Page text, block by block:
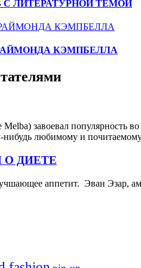
ЛИТЕРАТУРНОЙ ТЕМОЙ
КЭМПБЕЛЛА
Melba) завоевал
нибудь любимому и
ДИЕТЕ
аппетит. Эван Эзар,